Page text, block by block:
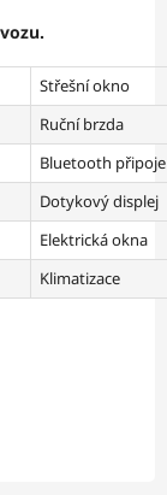
Střešní okno
Ruční brzda
Bluetooth
Dotykový displej
Elektrická okna
Klimatizace